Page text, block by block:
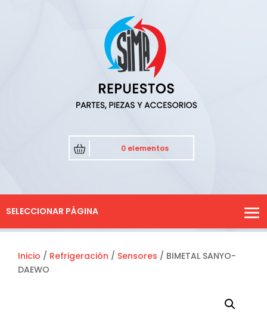
0 elementos
SELECCIONAR PÁGINA
Inicio / Refrigeración / Sensores / BIMETAL SANYO-
DAEWO